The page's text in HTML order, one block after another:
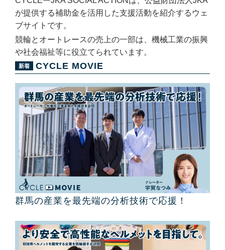
が提供する補助金を活用した支援活動を紹介するウェ
ブサイトです。
競輪とオートレースの売上の一部は、機械工業の振興
や社会福祉等に役立てられています。
CYCLE MOVIE
群馬の産業を最先端の分析技術で応援！